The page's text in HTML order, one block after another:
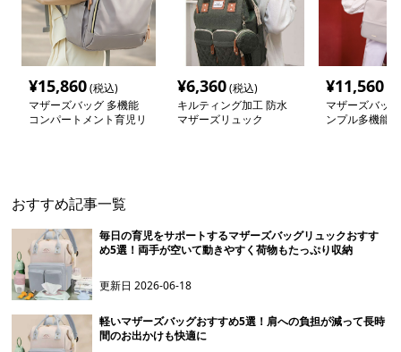
¥15,860(税込)
マザーズバッグ 多機能
コンパートメント育児リ
¥6,360(税込)
キルティング加工 防水
マザーズリュック
¥11,560
マザーズバッ
ンプル多機能
おすすめ記事一覧
毎日の育児をサポートするマザーズバッグリュックおすす
め5選！両手が空いて動きやすく荷物もたっぷり収納
更新日2026-06-18
軽いマザーズバッグおすすめ5選！肩への負担が減って長時
間のお出かけも快適に